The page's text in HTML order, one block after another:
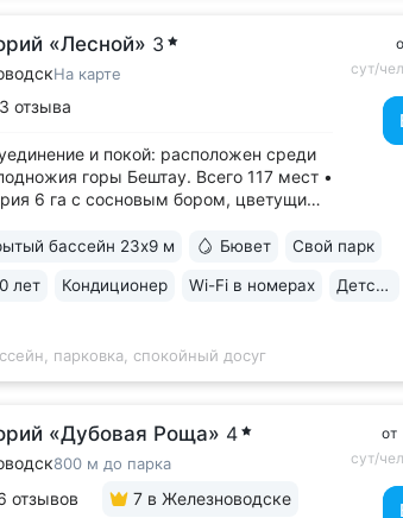
«Лесной» 3
На карте
отзыва
и покой: расположен среди
горы Бештау. Всего 117 мест •
6 га с сосновым бором, цветущими
гамаками и беседками • Собственная
склонам • Бесплатный трансфер...
сут/
бассейн 23х9 м Бювет Свой парк
лет Кондиционер Wi-Fi в номерах Детская комната
парковка, спокойный досуг
«Дубовая Роща» 4
800 м до парка
отзывов 7 в Железноводске
от
сут/